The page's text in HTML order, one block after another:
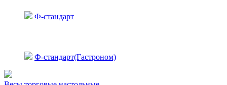
Ф-стандарт
Ф-стандарт(Гастроном)